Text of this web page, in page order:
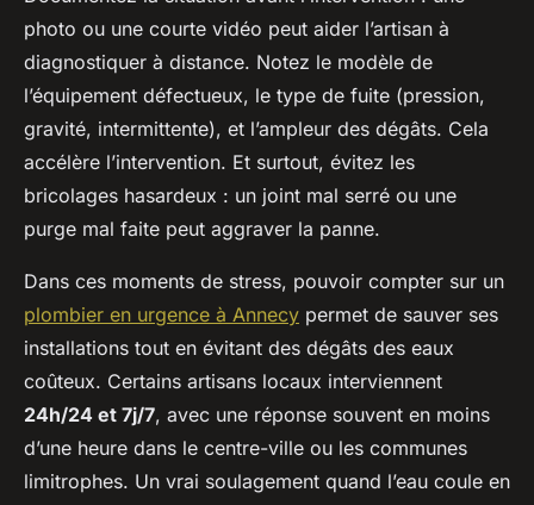
photo ou une courte vidéo peut aider l’artisan à
diagnostiquer à distance. Notez le modèle de
l’équipement défectueux, le type de fuite (pression,
gravité, intermittente), et l’ampleur des dégâts. Cela
accélère l’intervention. Et surtout, évitez les
bricolages hasardeux : un joint mal serré ou une
purge mal faite peut aggraver la panne.
Dans ces moments de stress, pouvoir compter sur un
plombier en urgence à Annecy permet de sauver ses
installations tout en évitant des dégâts des eaux
coûteux. Certains artisans locaux interviennent
24h/24 et 7j/7, avec une réponse souvent en moins
d’une heure dans le centre-ville ou les communes
limitrophes. Un vrai soulagement quand l’eau coule en